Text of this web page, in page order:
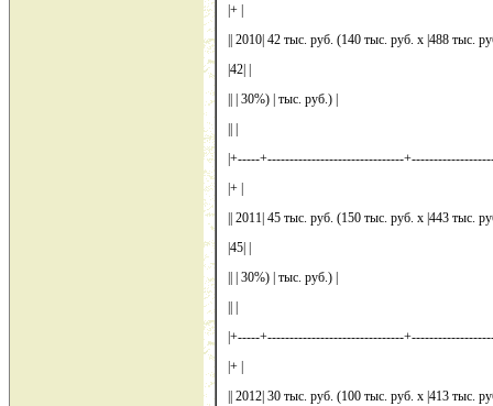
|+ |
|| 2010| 42 тыс. руб. (140 тыс. руб. x |488 тыс.
|42| |
|| | 30%) | тыс. руб.) |
|+-----+-------------------------------
|+ |
|| 2011| 45 тыс. руб. (150 тыс. руб. x |443 тыс.
|45| |
|| | 30%) | тыс. руб.) |
|+-----+-------------------------------
|+ |
|| 2012| 30 тыс. руб. (100 тыс. руб. x |413 тыс.